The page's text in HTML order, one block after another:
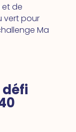
et de
vert pour
Ma